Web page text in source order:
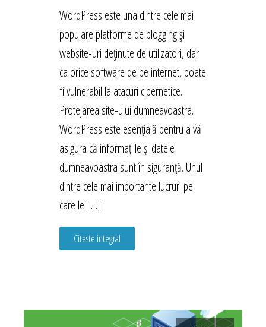
WordPress este una dintre cele mai
populare platforme de blogging și
website-uri deținute de utilizatori, dar
ca orice software de pe internet, poate
fi vulnerabil la atacuri cibernetice.
Protejarea site-ului dumneavoastra.
WordPress este esențială pentru a vă
asigura că informațiile și datele
dumneavoastra sunt în siguranță. Unul
dintre cele mai importante lucruri pe
care le […]
Citeste integral